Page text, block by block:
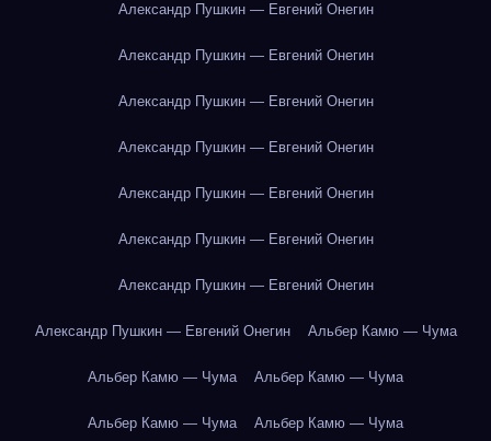
Александр Пушкин — Евгений Онегин
Александр Пушкин — Евгений Онегин
Александр Пушкин — Евгений Онегин
Александр Пушкин — Евгений Онегин
Александр Пушкин — Евгений Онегин
Александр Пушкин — Евгений Онегин
Александр Пушкин — Евгений Онегин
Александр Пушкин — Евгений Онегин Альбер Камю — Чума
Альбер Камю — Чума Альбер Камю — Чума
Альбер Камю — Чума Альбер Камю — Чума